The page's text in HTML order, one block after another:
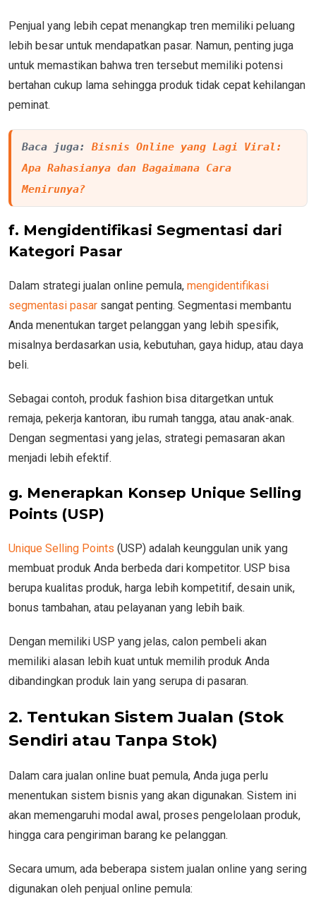
Penjual yang lebih cepat menangkap tren memiliki peluang
lebih besar untuk mendapatkan pasar. Namun, penting juga
untuk memastikan bahwa tren tersebut memiliki potensi
bertahan cukup lama sehingga produk tidak cepat kehilangan
peminat.
Baca juga: Bisnis Online yang Lagi Viral:
Apa Rahasianya dan Bagaimana Cara
Menirunya?
f. Mengidentifikasi Segmentasi dari
Kategori Pasar
Dalam strategi jualan online pemula, mengidentifikasi
segmentasi pasar sangat penting. Segmentasi membantu
Anda menentukan target pelanggan yang lebih spesifik,
misalnya berdasarkan usia, kebutuhan, gaya hidup, atau daya
beli.
Sebagai contoh, produk fashion bisa ditargetkan untuk
remaja, pekerja kantoran, ibu rumah tangga, atau anak-anak.
Dengan segmentasi yang jelas, strategi pemasaran akan
menjadi lebih efektif.
g. Menerapkan Konsep Unique Selling
Points (USP)
Unique Selling Points (USP) adalah keunggulan unik yang
membuat produk Anda berbeda dari kompetitor. USP bisa
berupa kualitas produk, harga lebih kompetitif, desain unik,
bonus tambahan, atau pelayanan yang lebih baik.
Dengan memiliki USP yang jelas, calon pembeli akan
memiliki alasan lebih kuat untuk memilih produk Anda
dibandingkan produk lain yang serupa di pasaran.
2. Tentukan Sistem Jualan (Stok
Sendiri atau Tanpa Stok)
Dalam cara jualan online buat pemula, Anda juga perlu
menentukan sistem bisnis yang akan digunakan. Sistem ini
akan memengaruhi modal awal, proses pengelolaan produk,
hingga cara pengiriman barang ke pelanggan.
Secara umum, ada beberapa sistem jualan online yang sering
digunakan oleh penjual online pemula: